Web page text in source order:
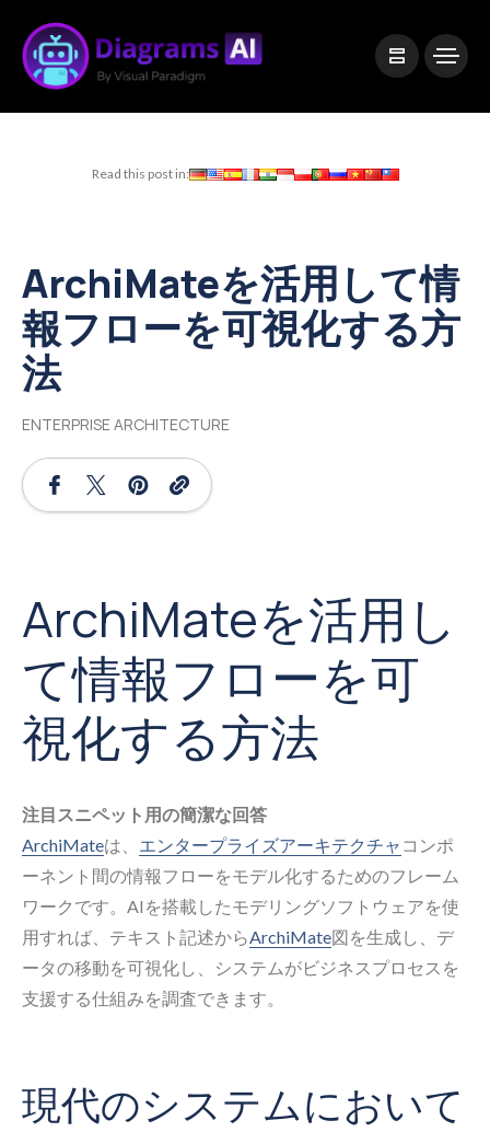
Read this post in:
ArchiMateを活用して情
報フローを可視化する方
法
ENTERPRISE ARCHITECTURE
ArchiMateを活用し
て情報フローを可
視化する方法
注目スニペット用の簡潔な回答
ArchiMateは、 エンタープライズアーキテクチャ コンポ
ーネント間の情報フローをモデル化するためのフレーム
ワークです。AIを搭載したモデリングソフトウェアを使
用すれば、テキスト記述からArchiMate図を生成し、デ
ータの移動を可視化し、システムがビジネスプロセスを
支援する仕組みを調査できます。
現代のシステムにおいて